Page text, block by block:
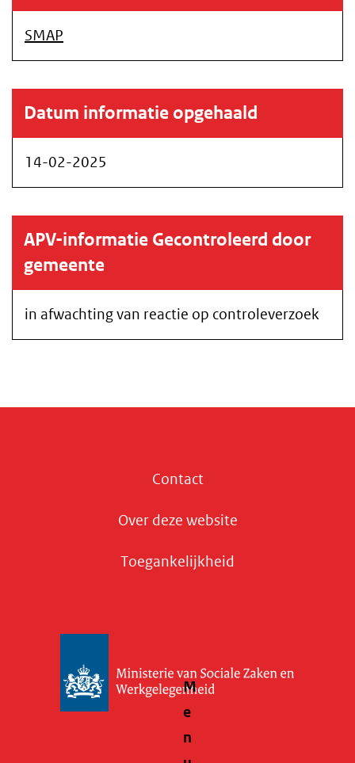
M
e
n
SMAP
Datum informatie opgehaald
14-02-2025
APV-informatie Gecontroleerd door
gemeente
in afwachting van reactie op controleverzoek
Contact
Over deze website
Toegankelijkheid